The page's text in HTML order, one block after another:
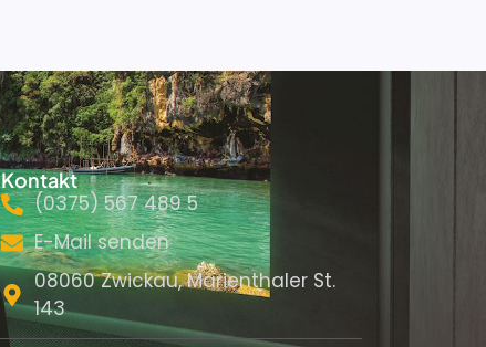
Kontakt
(0375) 567 489 5
E-Mail senden
08060 Zwickau, Marienthaler St.
143